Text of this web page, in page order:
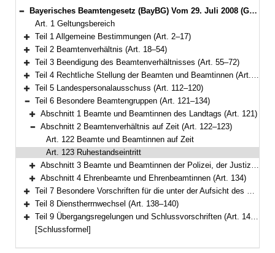
Bereich reduzieren
Bayerisches Beamtengesetz (BayBG) Vom 29. Juli 2008 (GVBl. S. 500) BayRS 2030-1-1-F (Art. 1–147)
Art. 1 Geltungsbereich
Bereich erweitern
Teil 1 Allgemeine Bestimmungen (Art. 2–17)
Bereich erweitern
Teil 2 Beamtenverhältnis (Art. 18–54)
Bereich erweitern
Teil 3 Beendigung des Beamtenverhältnisses (Art. 55–72)
Bereich erweitern
Teil 4 Rechtliche Stellung der Beamten und Beamtinnen (Art. 73–111)
Bereich erweitern
Teil 5 Landespersonalausschuss (Art. 112–120)
Bereich reduzieren
Teil 6 Besondere Beamtengruppen (Art. 121–134)
Bereich erweitern
Abschnitt 1 Beamte und Beamtinnen des Landtags (Art. 121)
Bereich reduzieren
Abschnitt 2 Beamtenverhältnis auf Zeit (Art. 122–123)
Art. 122 Beamte und Beamtinnen auf Zeit
Art. 123 Ruhestandseintritt
Bereich erweitern
Abschnitt 3 Beamte und Beamtinnen der Polizei, der Justizvollzugsanstalten, der weiteren speziellen Hafteinrichtungen, des Landesamts für Verfassungsschutz, der Feuerwehren und Notariatsbeamte und Notariatsbeamtinnen (Art. 124–133)
Bereich erweitern
Abschnitt 4 Ehrenbeamte und Ehrenbeamtinnen (Art. 134)
Bereich erweitern
Teil 7 Besondere Vorschriften für die unter der Aufsicht des Staates stehenden Körperschaften, Anstalten und Stiftungen des öffentlichen Rechts (Art. 135–137)
Bereich erweitern
Teil 8 Dienstherrnwechsel (Art. 138–140)
Bereich erweitern
Teil 9 Übergangsregelungen und Schlussvorschriften (Art. 141–147)
[Schlussformel]